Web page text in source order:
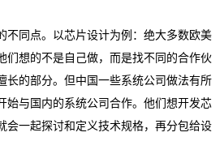
同点。以芯片设计为例：绝大多数欧美
们想的不是自己做，而是找不同的合作伙
长的部分。但中国一些系统公司做法有所
始与国内的系统公司合作。他们想开发芯
会一起探讨和定义技术规格，再分包给设